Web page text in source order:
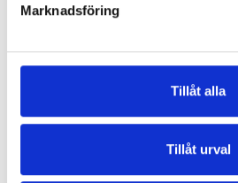
Marknadsföring
Tillåt alla
Tillåt urval